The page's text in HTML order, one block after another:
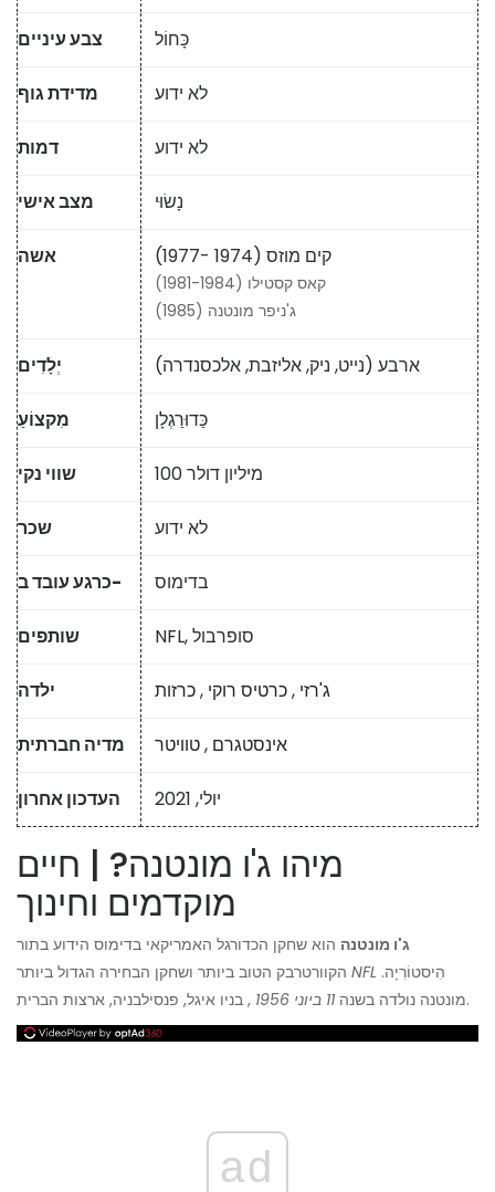
צבע עיניים כָּחוֹל
מדידת גוף לא ידוע
דמות לא ידוע
מצב אישי נָשׂוּי
אשה קים מוזס (1974 -1977)
קאס קסטילו (1981-1984)
ג'ניפר מונטנה (1985)
יְלָדִים ארבע (נייט, ניק, אליזבת, אלכסנדרה)
מִקצוֹעַ כַּדוּרַגְלָן
שווי נקי 100 מיליון דולר
שכר לא ידוע
כרגע עובד ב- בדימוס
שותפים NFL, סופרבול
ילדה ג'רזי ,כרטיס רוקי ,כרזות
מדיה חברתית אינסטגרם ,טוויטר
העדכון אחרון יולי, 2021
מיהו ג'ו מונטנה? | חיים
מוקדמים וחינוך
ג'ו מונטנה הוא שחקן הכדורגל האמריקאי בדימוס הידוע בתור
NFL
מונטנה נולדה בשנה 11 ביוני 1956 , בניו איגל, פנסילבניה, ארצות הברית.
ad